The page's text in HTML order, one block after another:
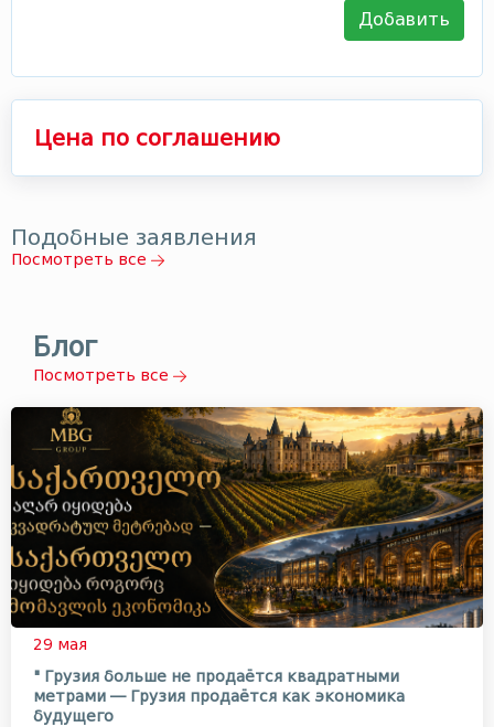
Добавить
Цена по соглашению
Подобные заявления
Посмотреть все
Блог
Посмотреть все
29 мая
" Грузия больше не продаётся квадратными
метрами — Грузия продаётся как экономика
будущего